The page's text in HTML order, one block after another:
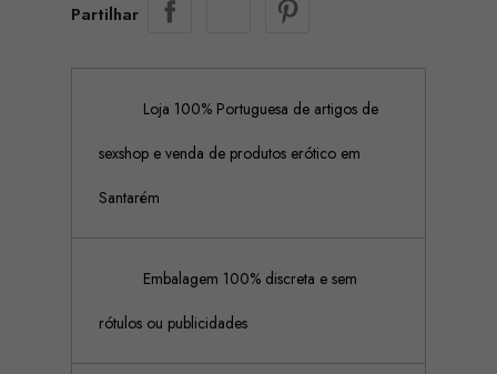
Partilhar
Loja 100% Portuguesa de artigos de
sexshop e venda de produtos erótico em
Santarém
Embalagem 100% discreta e sem
rótulos ou publicidades